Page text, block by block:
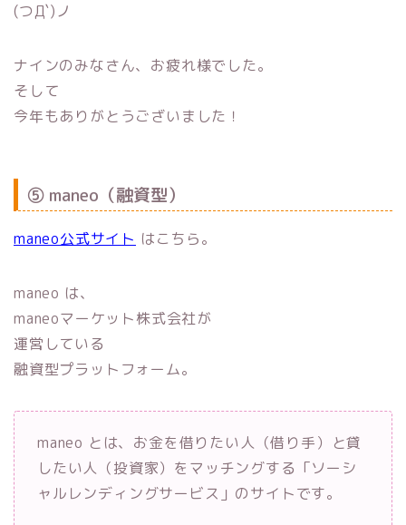
(つД`)ノ
ナインのみなさん、お疲れ様でした。
そして
今年もありがとうございました！
⑤ maneo（融資型）
maneo公式サイト はこちら。
maneo は、
maneoマーケット株式会社が
運営している
融資型プラットフォーム。
maneo とは、お金を借りたい人（借り手）と貸
したい人（投資家）をマッチングする「ソーシ
ャルレンディングサービス」のサイトです。